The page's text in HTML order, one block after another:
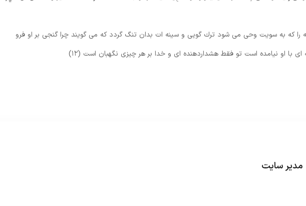
را كه به سويت وحى مى ‏شود ترك گويى و سينه‏ ات بدان تنگ گردد كه مى‏ گويند چرا گنجى بر او فرو
اى با او نيامده است تو فقط هشداردهنده‏ اى و خدا بر هر چيزى نگهبان است (۱۲)
مدیر سایت